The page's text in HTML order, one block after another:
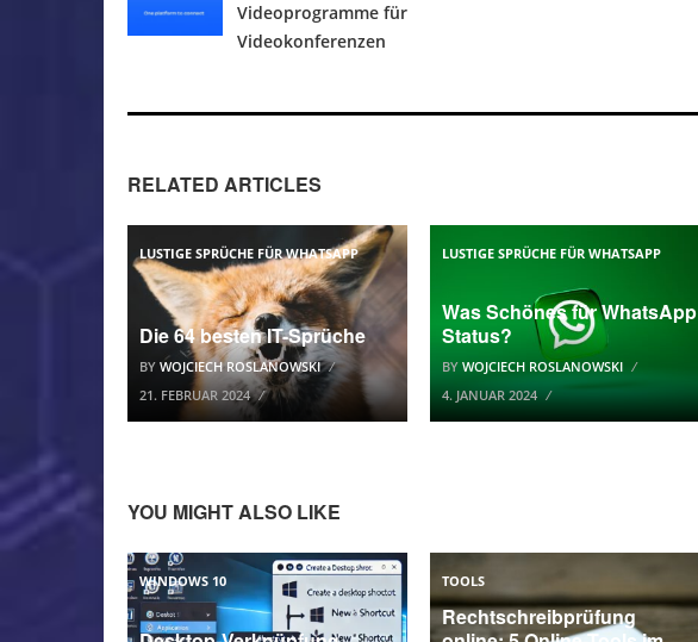
Videoprogramme für
Videokonferenzen
RELATED ARTICLES
LUSTIGE SPRÜCHE FÜR WHATSAPP
Die 64 besten IT-Sprüche
BY WOJCIECH ROSLANOWSKI
21. FEBRUAR 2024
LUSTIGE SPRÜCHE FÜR WHATSAPP
Was Schönes für WhatsApp
Status?
BYWOJCIECH ROSLANOWSKI
4. JANUAR 2024
YOU MIGHT ALSO LIKE
WINDOWS 10 TOOLS
Rechtschreibprüfung